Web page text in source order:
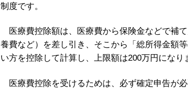
制度です。
医療費控除額は、医療費から保険金などで補
養費など）を差し引き、そこから「総所得金額
い方を控除して計算し、上限額は200万円になり
医療費控除を受けるためは、必ず確定申告が必